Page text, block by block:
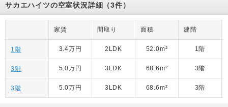
サカエハイツの空室状況詳細（3件）
家賃 間取り 面積 建階
1階 3.4万円 2LDK 52.0m² 1階
3階 5.0万円 3LDK 68.6m² 3階
3階 5.0万円 3LDK 68.6m² 3階